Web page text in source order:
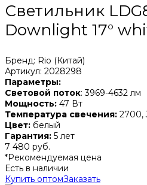
Светильник
Downlight 17°
Бренд: Rio (Китай)
Артикул: 2028298
Параметры:
Световой поток: 3969-4632 лм
Мощность: 47 Вт
Температура свечения: 2700,
Цвет: белый
Гарантия: 5 лет
7 480 руб.
*Рекомендуемая цена
Есть в наличии
Купить оптомЗаказать